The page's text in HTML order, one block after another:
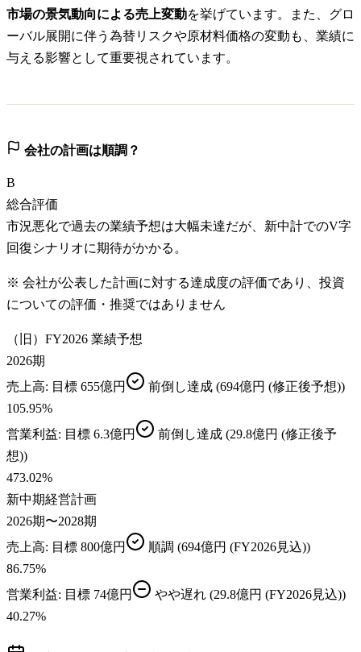
市場の景気動向による売上変動を挙げています。また、グロ
ーバル展開に伴う為替リスクや原材料価格の変動も、業績に
与える影響として重要視されています。
会社の計画は順調？
B
総合評価
市況悪化で過去の業績予想は大幅未達だが、新中計でのV字
回復シナリオに期待がかかる。
※ 会社が公表した計画に対する達成度の評価であり、投資
についての評価・推奨ではありません
（旧）FY2026 業績予想
2026期
売上高: 目標 655億円 前倒し達成 (694億円 (修正後予想))
105.95%
営業利益: 目標 6.3億円 前倒し達成 (29.8億円 (修正後予
想))
473.02%
新中期経営計画
2026期〜2028期
売上高: 目標 800億円 順調 (694億円 (FY2026見込))
86.75%
営業利益: 目標 74億円 やや遅れ (29.8億円 (FY2026見込))
40.27%